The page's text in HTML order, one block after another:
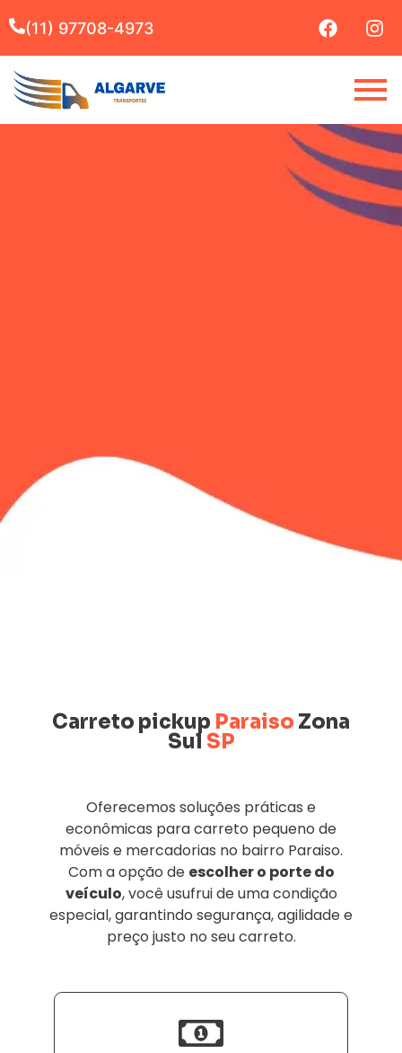
(11) 97708-4973
Carreto pickup Paraiso Zona
Sul SP
Oferecemos soluções práticas e
econômicas para carreto pequeno de
móveis e mercadorias no bairro Paraiso.
Com a opção de escolher o porte do
veículo, você usufrui de uma condição
especial, garantindo segurança, agilidade e
preço justo no seu carreto.